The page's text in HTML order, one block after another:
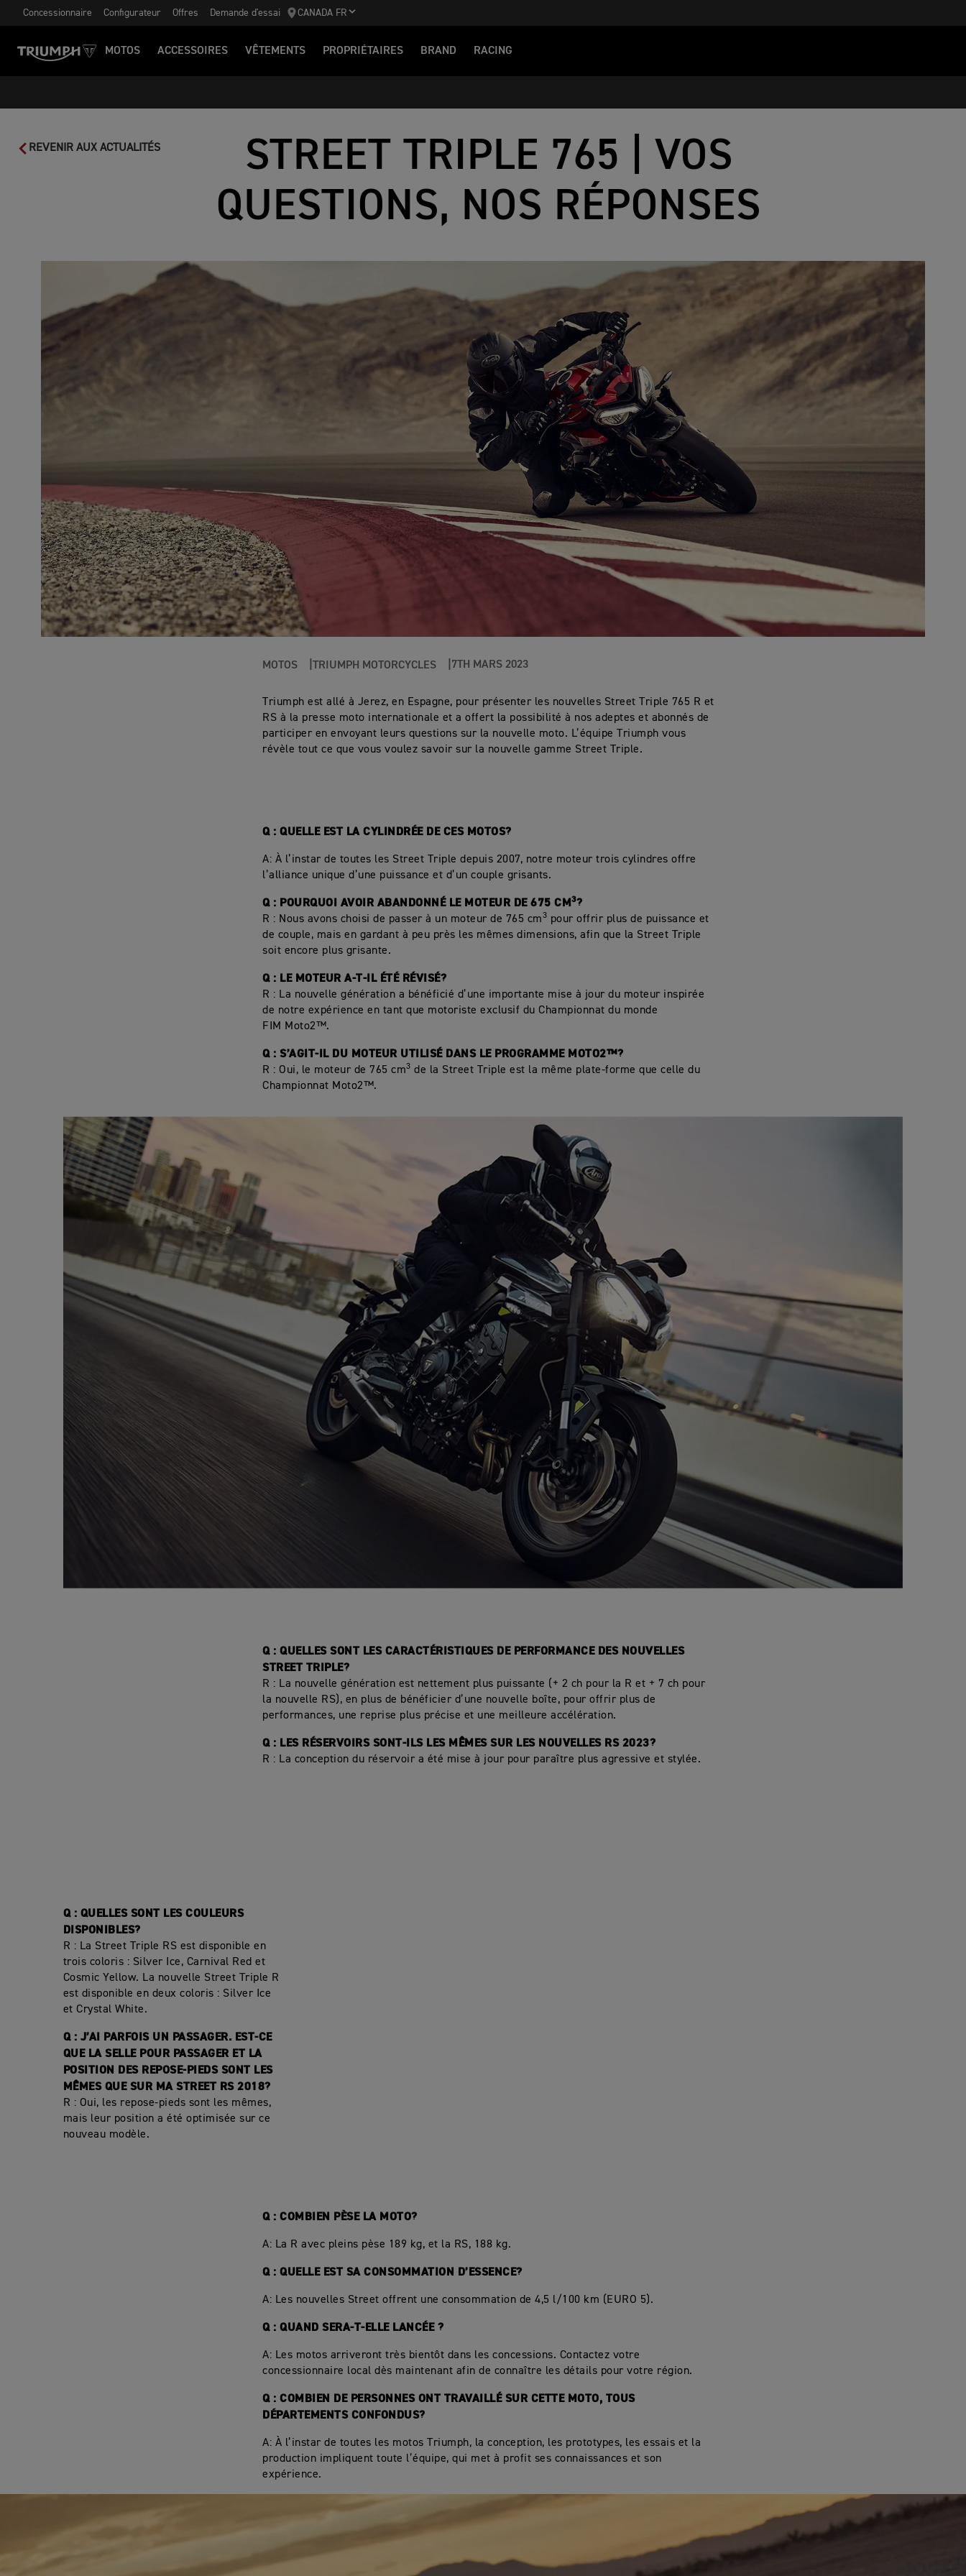
Concessionnaire Configurateur Offres Demande d'essai CANADA FR
MOTOS ACCESSOIRES VÊTEMENTS PROPRIÉTAIRES BRAND RACING
REVENIR AUX ACTUALITÉS
STREET TRIPLE 765 | VOS
QUESTIONS, NOS RÉPONSES
MOTOS TRIUMPH MOTORCYCLES 7TH MARS 2023
Triumph est allé à Jerez, en Espagne, pour présenter les nouvelles Street Triple 765 R et
RS à la presse moto internationale et a offert la possibilité à nos adeptes et abonnés de
participer en envoyant leurs questions sur la nouvelle moto. L’équipe Triumph vous
révèle tout ce que vous voulez savoir sur la nouvelle gamme Street Triple.
Q : QUELLE EST LA CYLINDRÉE DE CES MOTOS?
A: À l’instar de toutes les Street Triple depuis 2007, notre moteur trois cylindres offre
l’alliance unique d’une puissance et d’un couple grisants.
Q : POURQUOI AVOIR ABANDONNÉ LE MOTEUR DE 675 CM3?
R : Nous avons choisi de passer à un moteur de 765 cm3 pour offrir plus de puissance et
de couple, mais en gardant à peu près les mêmes dimensions, afin que la Street Triple
soit encore plus grisante.
Q : LE MOTEUR A-T-IL ÉTÉ RÉVISÉ?
R : La nouvelle génération a bénéficié d’une importante mise à jour du moteur inspirée
de notre expérience en tant que motoriste exclusif du Championnat du monde
FIM Moto2™.
Q : S’AGIT-IL DU MOTEUR UTILISÉ DANS LE PROGRAMME MOTO2™?
R : Oui, le moteur de 765 cm3 de la Street Triple est la même plate-forme que celle du
Championnat Moto2™.
Q : QUELLES SONT LES CARACTÉRISTIQUES DE PERFORMANCE DES NOUVELLES
STREET TRIPLE?
R : La nouvelle génération est nettement plus puissante (+ 2 ch pour la R et + 7 ch pour
la nouvelle RS), en plus de bénéficier d’une nouvelle boîte, pour offrir plus de
performances, une reprise plus précise et une meilleure accélération.
Q : LES RÉSERVOIRS SONT-ILS LES MÊMES SUR LES NOUVELLES RS 2023?
R : La conception du réservoir a été mise à jour pour paraître plus agressive et stylée.
Q : QUELLES SONT LES COULEURS
DISPONIBLES?
R : La Street Triple RS est disponible en
trois coloris : Silver Ice, Carnival Red et
Cosmic Yellow. La nouvelle Street Triple R
est disponible en deux coloris : Silver Ice
et Crystal White.
Q : J’AI PARFOIS UN PASSAGER. EST-CE
QUE LA SELLE POUR PASSAGER ET LA
POSITION DES REPOSE-PIEDS SONT LES
MÊMES QUE SUR MA STREET RS 2018?
R : Oui, les repose-pieds sont les mêmes,
mais leur position a été optimisée sur ce
nouveau modèle.
Q : COMBIEN PÈSE LA MOTO?
A: La R avec pleins pèse 189 kg, et la RS, 188 kg.
Q : QUELLE EST SA CONSOMMATION D’ESSENCE?
A: Les nouvelles Street offrent une consommation de 4,5 l/100 km (EURO 5).
Q : QUAND SERA-T-ELLE LANCÉE ?
A: Les motos arriveront très bientôt dans les concessions. Contactez votre
concessionnaire local dès maintenant afin de connaître les détails pour votre région.
Q : COMBIEN DE PERSONNES ONT TRAVAILLÉ SUR CETTE MOTO, TOUS
DÉPARTEMENTS CONFONDUS?
A: À l’instar de toutes les motos Triumph, la conception, les prototypes, les essais et la
production impliquent toute l’équipe, qui met à profit ses connaissances et son
expérience.